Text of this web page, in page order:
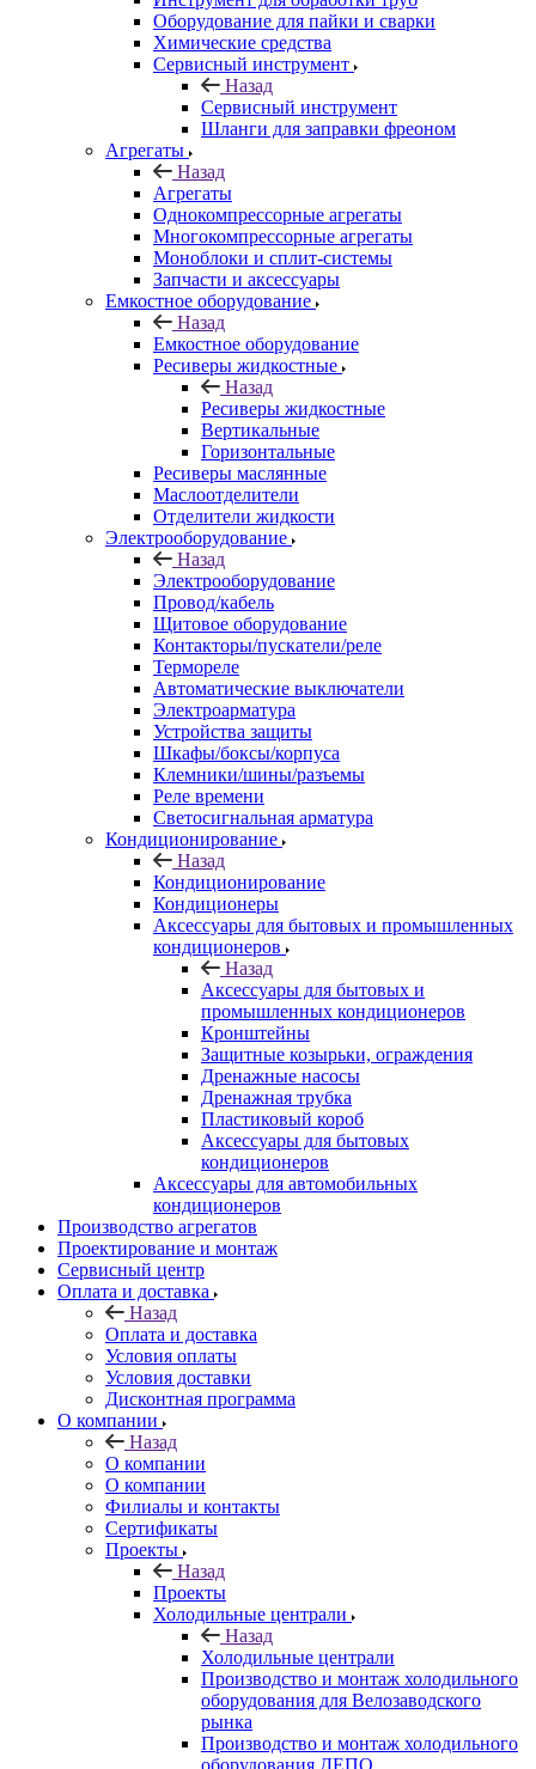
Оборудование для пайки и сварки
Химические средства
Сервисный инструмент
Назад
Сервисный инструмент
Шланги для заправки фреоном
Агрегаты
Назад
Агрегаты
Однокомпрессорные агрегаты
Многокомпрессорные агрегаты
Моноблоки и сплит-системы
Запчасти и аксессуары
Емкостное оборудование
Назад
Емкостное оборудование
Ресиверы жидкостные
Назад
Ресиверы жидкостные
Вертикальные
Горизонтальные
Ресиверы маслянные
Маслоотделители
Отделители жидкости
Электрооборудование
Назад
Электрооборудование
Провод/кабель
Щитовое оборудование
Контакторы/пускатели/реле
Термореле
Автоматические выключатели
Электроарматура
Устройства защиты
Шкафы/боксы/корпуса
Клемники/шины/разъемы
Реле времени
Светосигнальная арматура
Кондиционирование
Назад
Кондиционирование
Кондиционеры
Аксессуары для бытовых и промышленных
кондиционеров
Назад
Аксессуары для бытовых и
промышленных кондиционеров
Кронштейны
Защитные козырьки, ограждения
Дренажные насосы
Дренажная трубка
Пластиковый короб
Аксессуары для бытовых
кондиционеров
Аксессуары для автомобильных
кондиционеров
Производство агрегатов
Проектирование и монтаж
Сервисный центр
Оплата и доставка
Назад
Оплата и доставка
Условия оплаты
Условия доставки
Дисконтная программа
О компании
Назад
О компании
О компании
Филиалы и контакты
Сертификаты
Проекты
Назад
Проекты
Холодильные централи
Назад
Холодильные централи
Производство и монтаж холодильного
оборудования для Велозаводского
рынка
Производство и монтаж холодильного
оборудования ДЕПО